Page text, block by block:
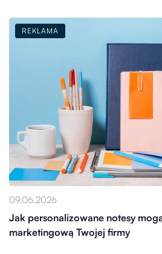
REKLAMA
09.06.2026
Jak personalizowane notesy
marketingową Twojej firmy